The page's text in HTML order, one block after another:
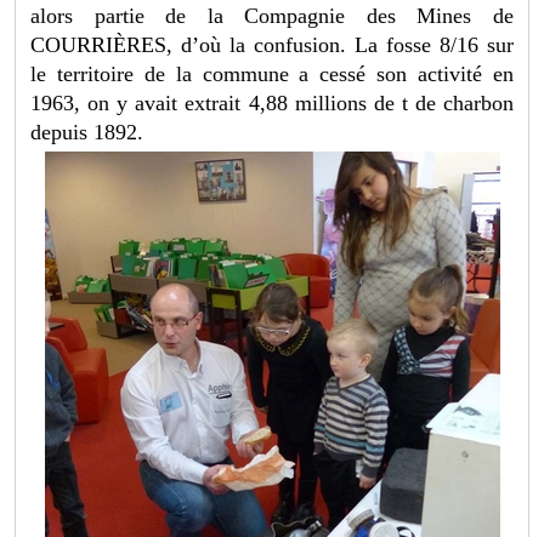
alors partie de la Compagnie des Mines de
COURRIÈRES, d’où la confusion. La fosse 8/16 sur
le territoire de la commune a cessé son activité en
1963, on y avait extrait 4,88 millions de t de charbon
depuis 1892.